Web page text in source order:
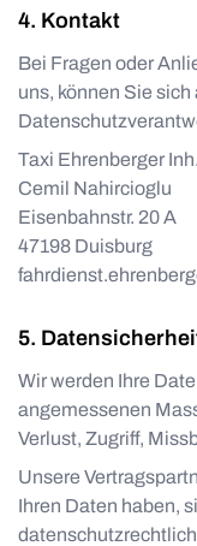
Kontakt
Bei Fragen oder
uns, können Sie sich
Taxi Ehrenberger
Cemil Nahircioglu
Eisenbahnstr. 20 A
47198 Duisburg
Wir werden Ihre
angemessenen
Verlust, Zugriff,
Unsere
Ihren Daten haben,